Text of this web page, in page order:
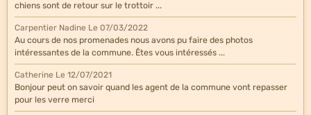
chiens sont de retour sur le trottoir ...
Carpentier Nadine Le 07/03/2022
Au cours de nos promenades nous avons pu faire des photos
intéressantes de la commune. Êtes vous intéressés ...
Catherine Le 12/07/2021
Bonjour peut on savoir quand les agent de la commune vont repasser
pour les verre merci